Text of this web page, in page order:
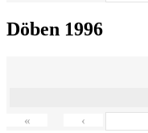
Döben 1996
« ‹